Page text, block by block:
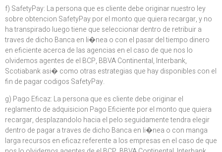
f) SafetyPay: La persona que es cliente debe originar nuestro ley
sobre obtencion SafetyPay por el monto que quiera recargar, y no
ha transpirado luego tiene que seleccionar dentro de retribuir a
traves de dicho Banca en li�nea o con el pasar del tiempo dinero
en eficiente acerca de las agencias en el caso de que nos lo
olvidemos agentes de el BCP, BBVA Continental, Interbank,
Scotiabank asi� como otras estrategias que hay disponibles con el
fin de pagar codigos SafetyPay.
g) Pago Eficaz: La persona que es cliente debe originar el
reglamento de adquisicion Pago Eficiente por el monto que quiera
recargar, desplazandolo hacia el pelo seguidamente tendra elegir
dentro de pagar a traves de dicho Banca en li�nea o con manga
larga recursos en eficaz referente a los empresas en el caso de que